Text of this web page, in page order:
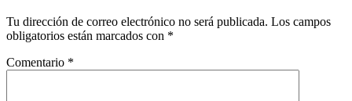
Tu dirección de correo electrónico no será publicada. Los campos
obligatorios están marcados con *
Comentario *